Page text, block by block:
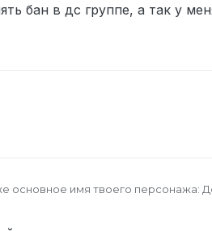
бан в дс группе, а так у
основное имя твоего персонажа: